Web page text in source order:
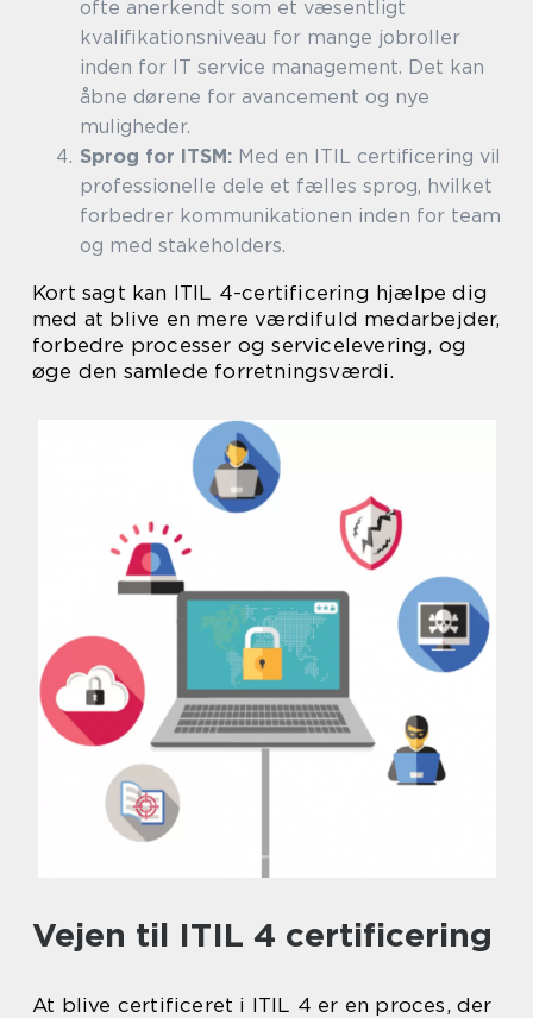
ofte anerkendt som et væsentligt
kvalifikationsniveau for mange jobroller
inden for IT service management. Det kan
åbne dørene for avancement og nye
muligheder.
Sprog for ITSM: Med en ITIL certificering vil
professionelle dele et fælles sprog, hvilket
forbedrer kommunikationen inden for team
og med stakeholders.
Kort sagt kan ITIL 4-certificering hjælpe dig
med at blive en mere værdifuld medarbejder,
forbedre processer og servicelevering, og
øge den samlede forretningsværdi.
Vejen til ITIL 4 certificering
At blive certificeret i ITIL 4 er en proces, der